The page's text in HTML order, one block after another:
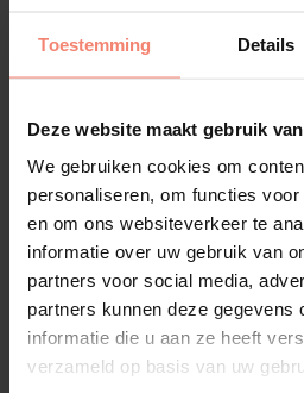
Toestemming Details
Deze website maakt gebruik
We gebruiken cookies om
personaliseren, om functies
en om ons websiteverkeer te
informatie over uw gebruik van
partners voor social media,
partners kunnen deze gegevens
informatie die u aan ze heeft
verzameld op basis van uw
Scalasol®
Film pour vitre
Dépoli | Par
Évaluations
Effet verre cannelé
Transmission de la lumière du
Montage intérieur
Taille:*